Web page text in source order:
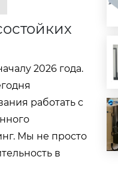
2026 года.
работать с
Мы не просто
в